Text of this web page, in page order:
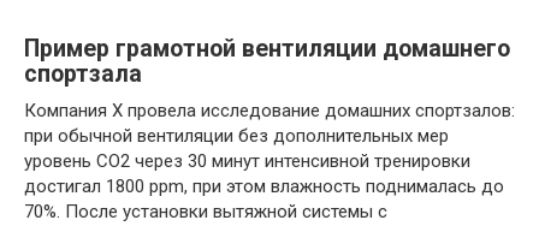
Пример грамотной вентиляции домашнего
спортзала
Компания X провела исследование домашних спортзалов:
при обычной вентиляции без дополнительных мер
уровень CO2 через 30 минут интенсивной тренировки
достигал 1800 ppm, при этом влажность поднималась до
70%. После установки вытяжной системы с